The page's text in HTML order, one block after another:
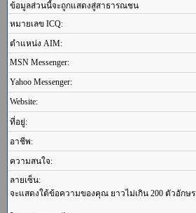
ข้อมูลส่วนนี้จะถูกแสดงสู่สาธารณชน
หมายเลข ICQ:
ตำแหน่ง AIM:
MSN Messenger:
Yahoo Messenger:
Website:
ที่อยู่:
อาชีพ:
ความสนใจ:
ลายเซ็น:
จะแสดงใต้ข้อความของคุณ ยาวไม่เกิน 200 ตัวอักษร